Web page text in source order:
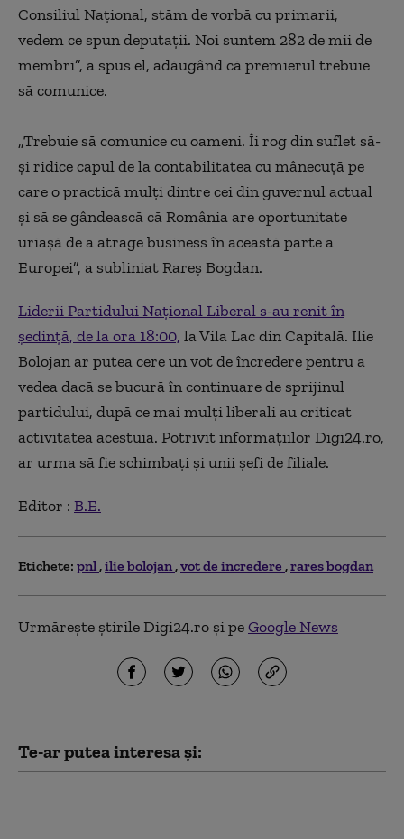
Consiliul Naţional, stăm de vorbă cu primarii,
vedem ce spun deputaţii. Noi suntem 282 de mii de
membri”, a spus el, adăugând că premierul trebuie
să comunice.
„Trebuie să comunice cu oameni. Îi rog din suflet să-
şi ridice capul de la contabilitatea cu mânecuţă pe
care o practică mulţi dintre cei din guvernul actual
şi să se gândească că România are oportunitate
uriaşă de a atrage business în această parte a
Europei”, a subliniat Rareş Bogdan.
Liderii Partidului Național Liberal s-au renit în
ședință, de la ora 18:00, la Vila Lac din Capitală. Ilie
Bolojan ar putea cere un vot de încredere pentru a
vedea dacă se bucură în continuare de sprijinul
partidului, după ce mai mulți liberali au criticat
activitatea acestuia. Potrivit informațiilor Digi24.ro,
ar urma să fie schimbați și unii șefi de filiale.
Editor : B.E.
Etichete: pnl ilie bolojan vot de incredere rares bogdan
Urmărește știrile Digi24.ro și peGoogle News
Te-ar putea interesa și: